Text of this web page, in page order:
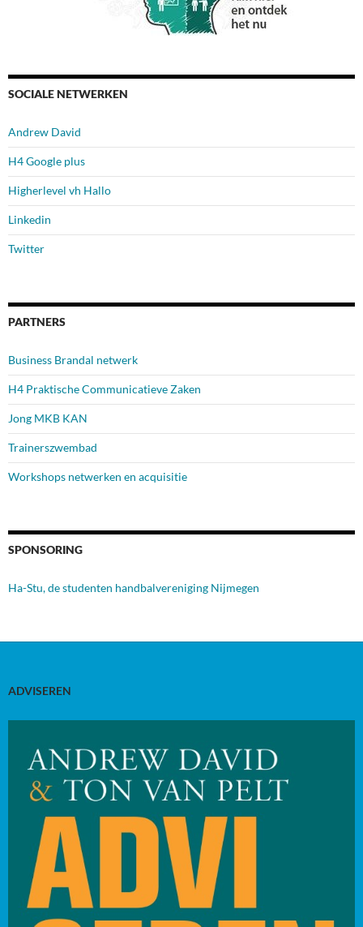
SOCIALE NETWERKEN
Andrew David
H4 Google plus
Higherlevel vh Hallo
Linkedin
Twitter
PARTNERS
Business Brandal netwerk
H4 Praktische Communicatieve Zaken
Jong MKB KAN
Trainerszwembad
Workshops netwerken en acquisitie
SPONSORING
Ha-Stu, de studenten handbalvereniging Nijmegen
ADVISEREN